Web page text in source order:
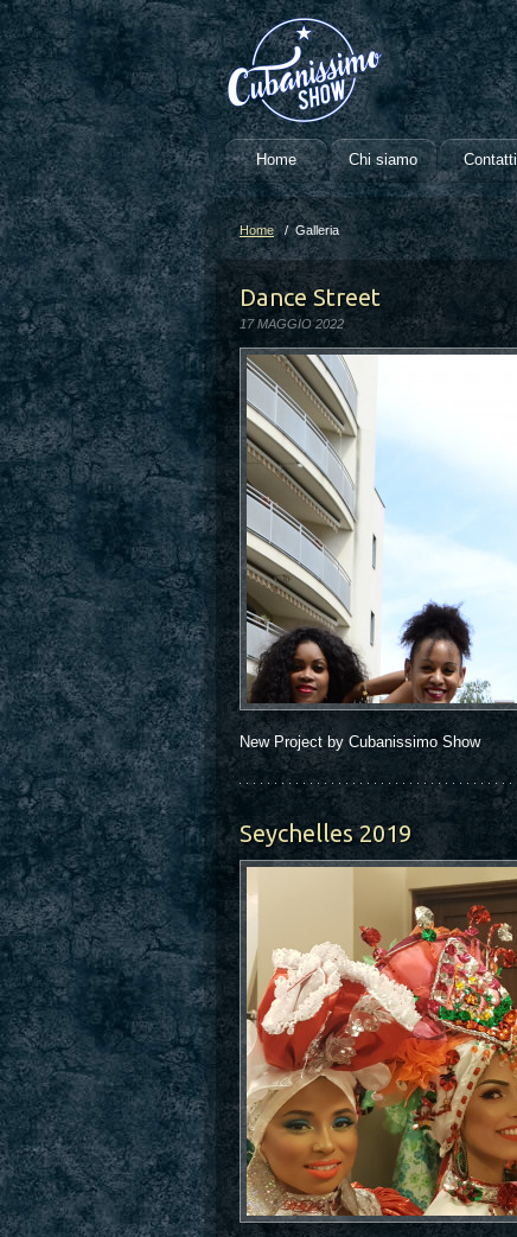
Home Chi siamo Contatti
Home/ Galleria
Dance Street
17 MAGGIO 2022
New Project by Cubanissimo Show
Seychelles 2019